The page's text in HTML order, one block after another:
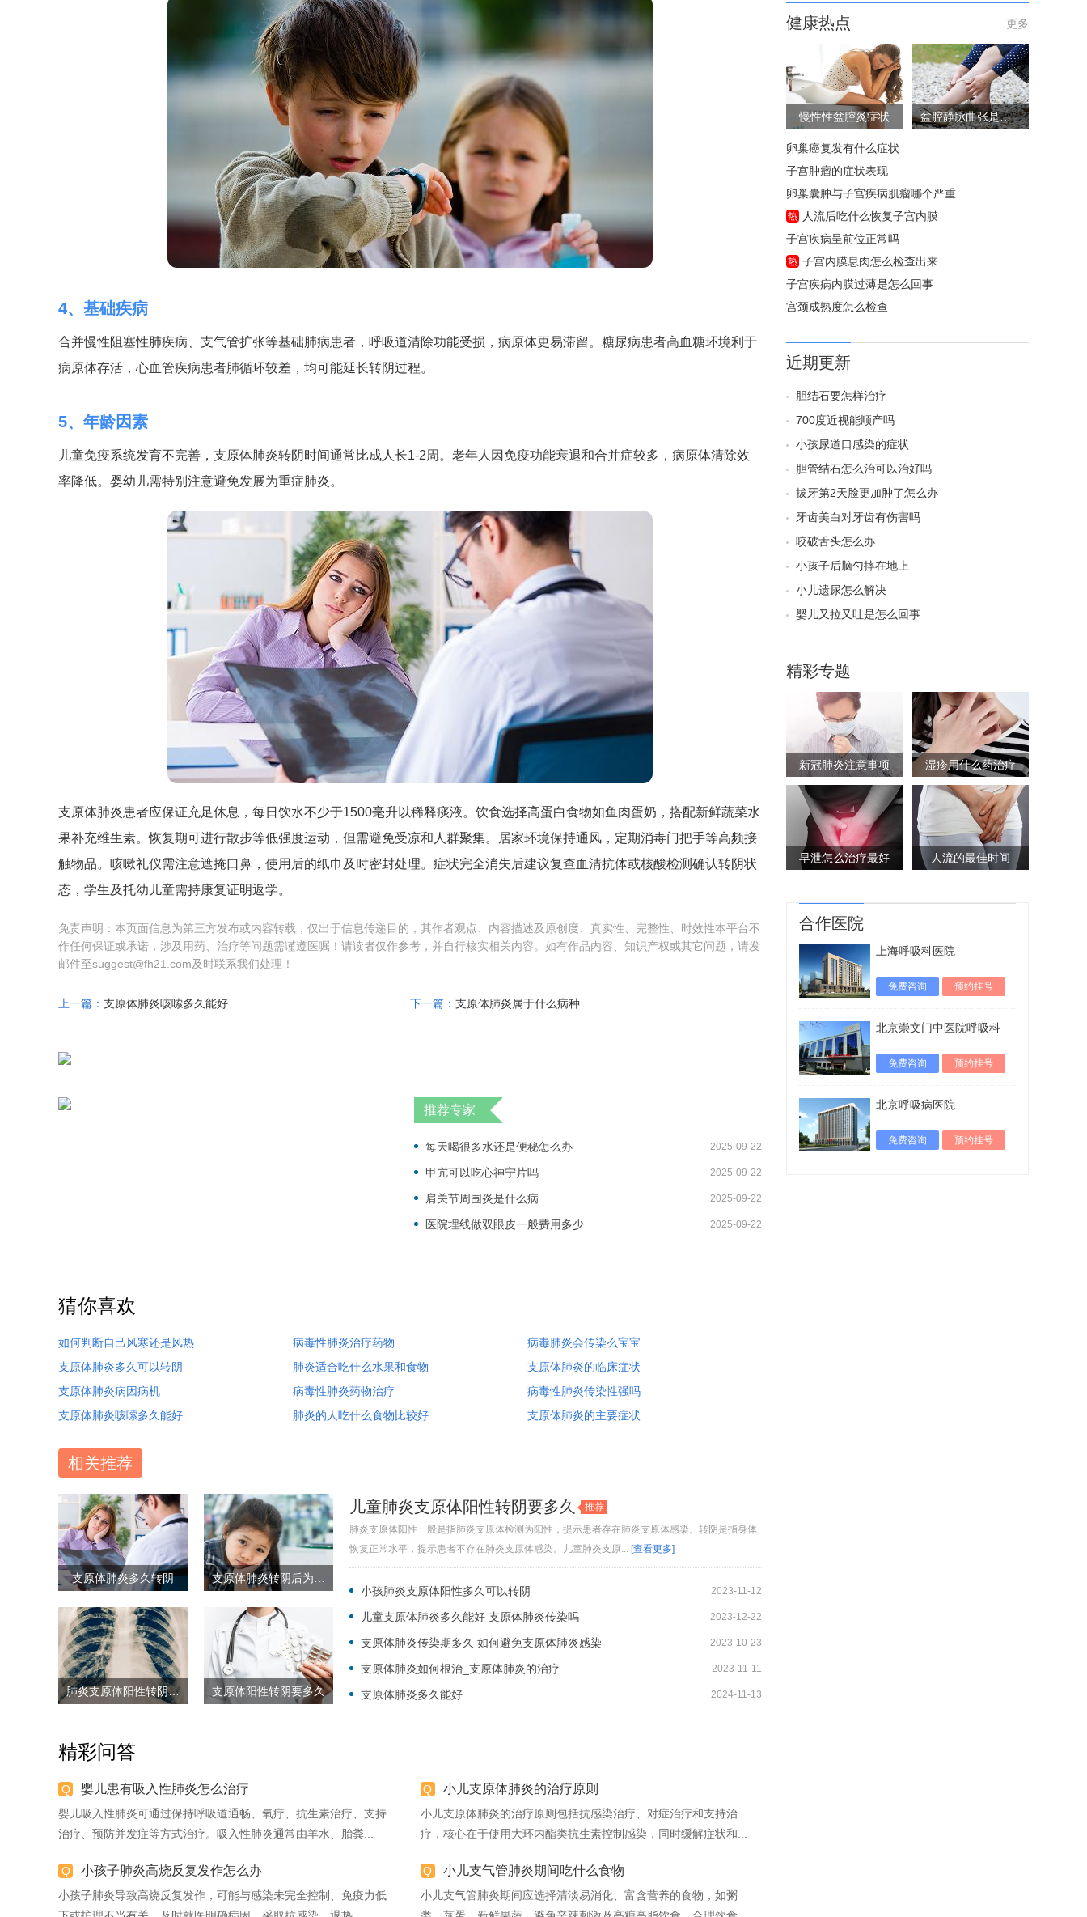
4、基础疾病
合并慢性阻塞性肺疾病、支气管扩张等基础肺病患者，呼吸道清除功能受损，病原体更易滞留。糖尿病患者高血糖环境利于
病原体存活，心血管疾病患者肺循环较差，均可能延长转阴过程。
5、年龄因素
儿童免疫系统发育不完善，支原体肺炎转阴时间通常比成人长1-2周。老年人因免疫功能衰退和合并症较多，病原体清除效
率降低。婴幼儿需特别注意避免发展为重症肺炎。
支原体肺炎患者应保证充足休息，每日饮水不少于1500毫升以稀释痰液。饮食选择高蛋白食物如鱼肉蛋奶，搭配新鲜蔬菜水
果补充维生素。恢复期可进行散步等低强度运动，但需避免受凉和人群聚集。居家环境保持通风，定期消毒门把手等高频接
触物品。咳嗽礼仪需注意遮掩口鼻，使用后的纸巾及时密封处理。症状完全消失后建议复查血清抗体或核酸检测确认转阴状
态，学生及托幼儿童需持康复证明返学。
免责声明：本页面信息为第三方发布或内容转载，仅出于信息传递目的，其作者观点、内容描述及原创度、真实性、完整性、时效性本平台不
作任何保证或承诺，涉及用药、治疗等问题需谨遵医嘱！请读者仅作参考，并自行核实相关内容。如有作品内容、知识产权或其它问题，请发
邮件至suggest@fh21.com及时联系我们处理！
上一篇： 支原体肺炎咳嗦多久能好 下一篇： 支原体肺炎属于什么病种
推荐专家
每天喝很多水还是便秘怎么办 2025-09-22
甲亢可以吃心神宁片吗 2025-09-22
肩关节周围炎是什么病 2025-09-22
医院埋线做双眼皮一般费用多少 2025-09-22
猜你喜欢
如何判断自己风寒还是风热 病毒性肺炎治疗药物
病毒肺炎会传染么宝宝
支原体肺炎多久可以转阴
肺炎适合吃什么水果和食物
支原体肺炎的临床症状
支原体肺炎病因病机
病毒性肺炎药物治疗
病毒性肺炎传染性强吗
支原体肺炎咳嗦多久能好
肺炎的人吃什么食物比较好 支原体肺炎的主要症状
相关推荐
支原体肺炎多久转阴
肺炎支原体阳性转阴要多久 支原体阳性转阴要多久
儿童肺炎支原体阳性转阴要多久
推荐
肺炎支原体阳性一般是指肺炎支原体检测为阳性，提示患者存在肺炎支原体感染。转阴是指身体
恢复正常水平，提示患者不存在肺炎支原体感染。儿童肺炎支原... [查看更多]
小孩肺炎支原体阳性多久可以转阴 2023-11-12
儿童支原体肺炎多久能好 支原体肺炎传染吗 2023-12-22
支原体肺炎传染期多久 如何避免支原体肺炎感染 2023-10-23
支原体肺炎如何根治_支原体肺炎的治疗 2023-11-11
支原体肺炎多久能好 2024-11-13
精彩问答
婴儿患有吸入性肺炎怎么治疗
婴儿吸入性肺炎可通过保持呼吸道通畅、氧疗、抗生素治疗、支持
治疗、预防并发症等方式治疗。吸入性肺炎通常由羊水、胎粪...
小儿支原体肺炎的治疗原则
小儿支原体肺炎的治疗原则包括抗感染治疗、对症治疗和支持治
疗，核心在于使用大环内酯类抗生素控制感染，同时缓解症状和...
小孩子肺炎高烧反复发作怎么办
小孩子肺炎导致高烧反复发作，可能与感染未完全控制、免疫力低
小儿支气管肺炎期间吃什么食物
小儿支气管肺炎期间应选择清淡易消化、富含营养的食物，如粥
健康热点 更多
慢性性盆腔炎症状 盆腔静脉曲张是怎么回事
卵巢癌复发有什么症状
子宫肿瘤的症状表现
卵巢囊肿与子宫疾病肌瘤哪个严重
热 人流后吃什么恢复子宫内膜
子宫疾病呈前位正常吗
热 子宫内膜息肉怎么检查出来
子宫疾病内膜过薄是怎么回事
宫颈成熟度怎么检查
近期更新
胆结石要怎样治疗
700度近视能顺产吗
小孩尿道口感染的症状
胆管结石怎么治可以治好吗
拔牙第2天脸更加肿了怎么办
牙齿美白对牙齿有伤害吗
咬破舌头怎么办
小孩子后脑勺摔在地上
小儿遗尿怎么解决
婴儿又拉又吐是怎么回事
精彩专题
新冠肺炎注意事项 湿疹用什么药治疗
早泄怎么治疗最好 人流的最佳时间
合作医院
上海呼吸科医院
免费咨询 预约挂号
北京崇文门中医院呼吸科
免费咨询 预约挂号
北京呼吸病医院
免费咨询 预约挂号